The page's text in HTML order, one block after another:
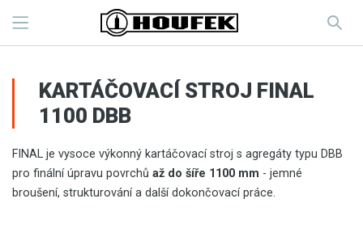
KARTÁČOVACÍ STROJ FINAL
1100 DBB
FINAL je vysoce výkonný kartáčovací stroj s agregáty typu DBB
pro finální úpravu povrchů až do šíře 1100 mm - jemné
broušení, strukturování a další dokončovací práce.